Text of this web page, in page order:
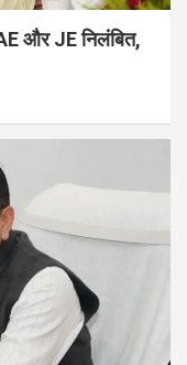
और JE निलंबित,